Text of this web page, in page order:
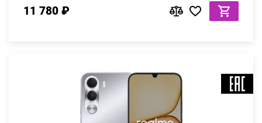
11 780 ₽